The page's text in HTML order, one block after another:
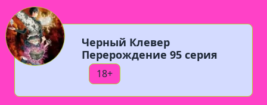
Черный Клевер
Перерождение 95 серия
18+